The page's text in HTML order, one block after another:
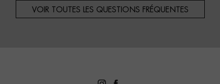
VOIR TOUTES LES QUESTIONS FRÉQUENTES